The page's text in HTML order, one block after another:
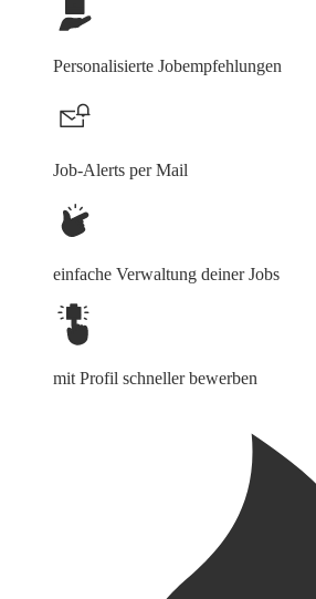
Personalisierte Jobempfehlungen
Job-Alerts per Mail
einfache Verwaltung deiner Jobs
mit Profil schneller bewerben